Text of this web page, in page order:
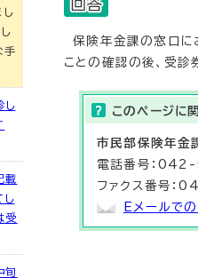
保険年金課の窓口に
ことの確認の後、受診
このページに
市民部保険年金
電話番号：
ファクス番号
Eメールで
し
手
し
載
し
受
旬